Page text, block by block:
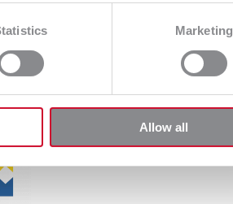
Marketing
Allow all
klientów GLPI Polska.